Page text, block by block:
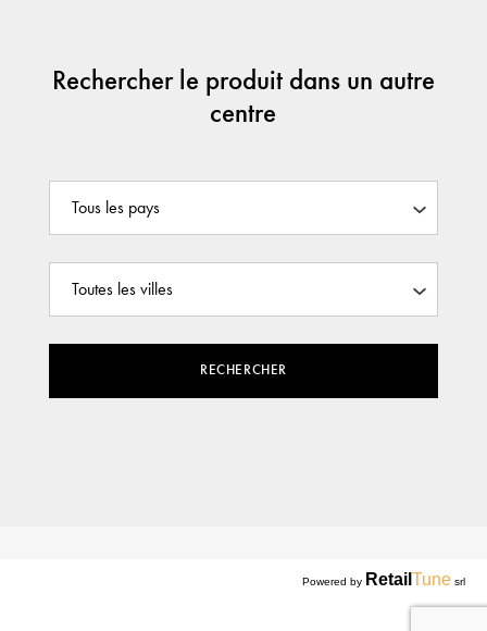
Rechercher le produit dans un autre
centre
RECHERCHER
Powered by Retail Tune srl